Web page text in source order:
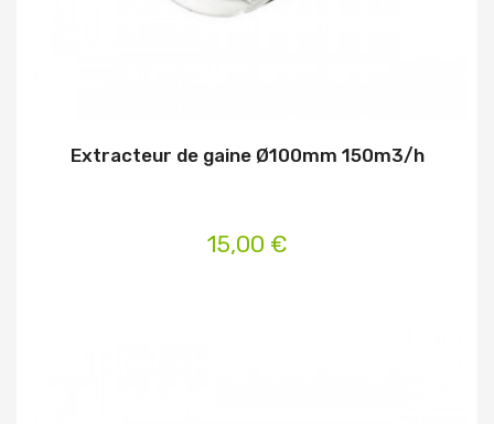
Extracteur de gaine Ø100mm 150m3/h
15,00 €